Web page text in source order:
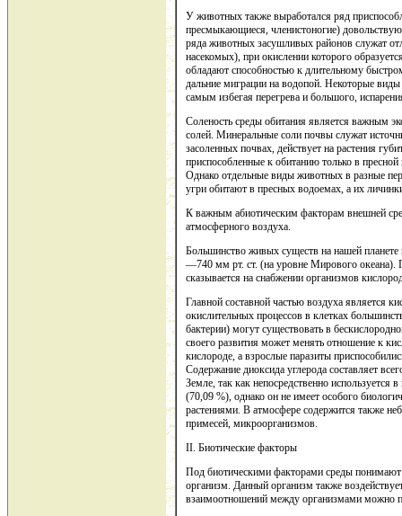
У животных также выработался ряд
пресмыкающиеся, членистоногие)
ряда животных засушливых районов служат
насекомых), при окислении которого
обладают способностью к длительному
дальние миграции на водопой. Некоторые
самым избегая перегрева и большого,
Соленость среды обитания является важным
солей. Минеральные соли почвы служат
засоленных почвах, действует на растения
приспособленные к обитанию только в
Однако отдельные виды животных в разные
угри обитают в пресных водоемах, а их
К важным абиотическим факторам внешней
атмосферного воздуха.
Большинство живых существ на нашей
—740 мм рт. ст. (на уровне Мирового океана).
сказывается на снабжении организмов
Главной составной частью воздуха является
окислительных процессов в клетках
бактерии) могут существовать в
своего развития может менять отношение к
кислороде, а взрослые паразиты
Содержание диоксида углерода составляет
Земле, так как непосредственно используется
(70,09 %), однако он не имеет особого
растениями. В атмосфере содержится также
приме­сей, микроорганизмов.
II. Биотические факторы
Под биотическими факторами среды
организм. Данный организм также
взаимоотношений между организмами можно